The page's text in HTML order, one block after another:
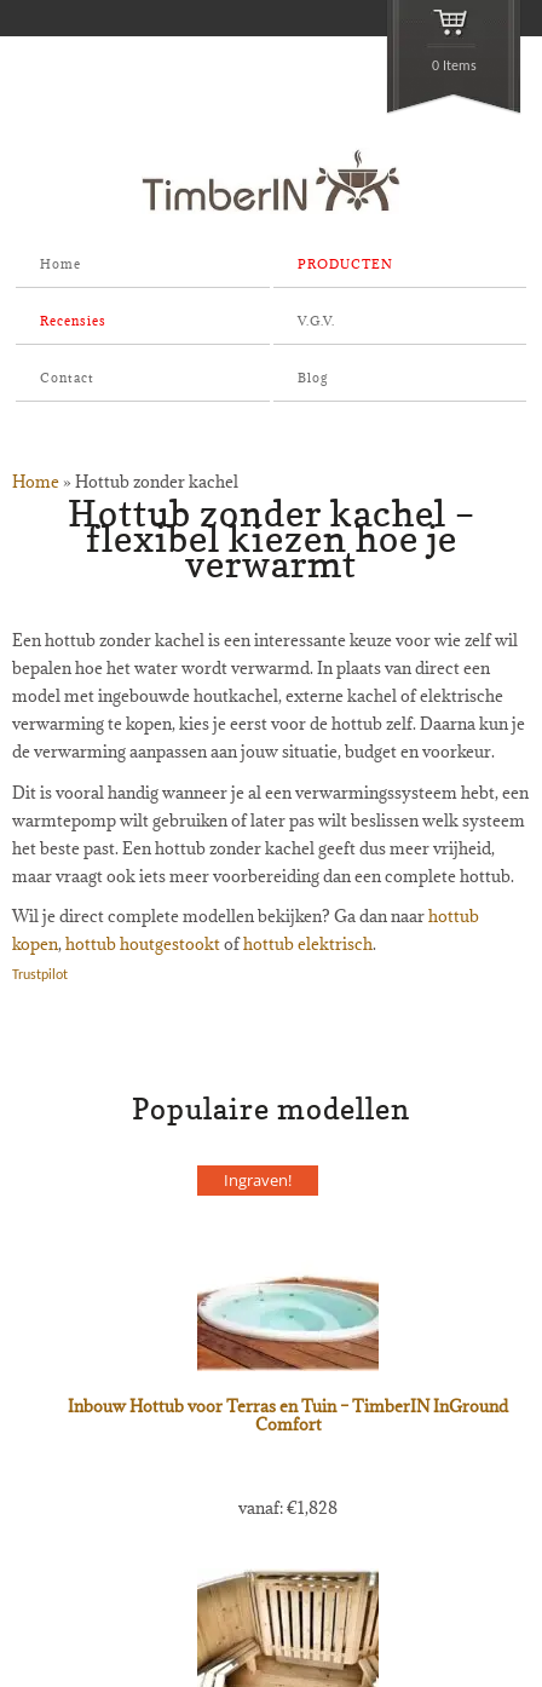
0 Items
Home PRODUCTEN
Recensies V.G.V.
Contact Blog
Home » Hottub zonder kachel
Hottub zonder kachel –
flexibel kiezen hoe je
verwarmt
Een hottub zonder kachel is een interessante keuze voor wie zelf wil
bepalen hoe het water wordt verwarmd. In plaats van direct een
model met ingebouwde houtkachel, externe kachel of elektrische
verwarming te kopen, kies je eerst voor de hottub zelf. Daarna kun je
de verwarming aanpassen aan jouw situatie, budget en voorkeur.
Dit is vooral handig wanneer je al een verwarmingssysteem hebt, een
warmtepomp wilt gebruiken of later pas wilt beslissen welk systeem
het beste past. Een hottub zonder kachel geeft dus meer vrijheid,
maar vraagt ook iets meer voorbereiding dan een complete hottub.
Wil je direct complete modellen bekijken? Ga dan naarhottub
kopen,hottub houtgestooktofhottub elektrisch.
Trustpilot
Populaire modellen
Ingraven!
Inbouw Hottub voor Terras en Tuin – TimberIN InGround
Comfort
vanaf:€1,828